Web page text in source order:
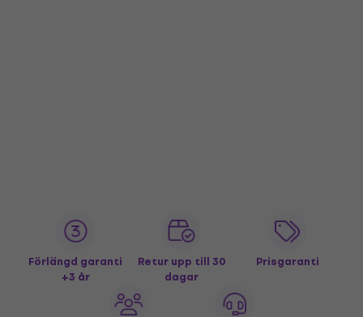
Förlängd garanti
+3 år
Retur upp till 30
dagar
Prisgaranti